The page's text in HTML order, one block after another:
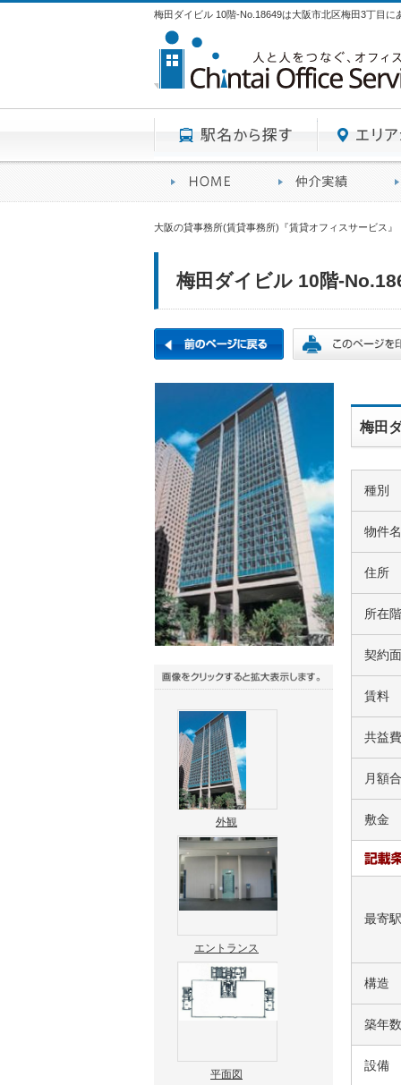
梅田ダイビル 10階-No.18649は大阪市北区梅田3丁目に
大阪の貸事務所(賃貸事務所)『賃貸オフィスサービス』
梅田ダイビル 10階-
外観
エントランス
平面図
梅田
種別
物件名
住所
所在階
契約
賃料
共益費
月額
敷金
最寄駅
構造
築年数
設備